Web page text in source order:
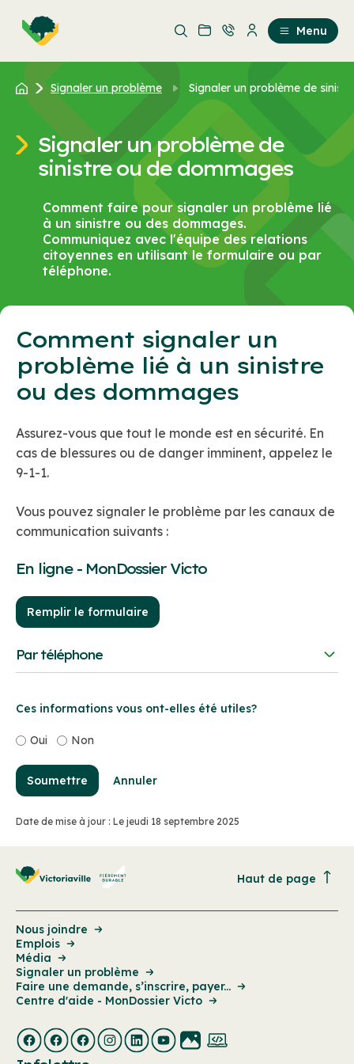
contenu
au
contenu
Menu
Signaler un problème Signaler un problème de
Signaler un problème de
sinistre ou de dommages
Comment faire pour signaler un problème lié
à un sinistre ou des dommages.
Communiquez avec l'équipe des relations
citoyennes en utilisant le formulaire ou par
téléphone.
Comment signaler un
problème lié à un sinistre
ou des dommages
Assurez-vous que tout le monde est en sécurité. En
cas de blessures ou de danger imminent, appelez le
9-1-1.
Vous pouvez signaler le problème par les canaux de
communication suivants :
En ligne - MonDossier Victo
Remplir le formulaire
Par téléphone
Lundi au jeudi : 8 h 30 à 16 h 30
Vendredi : 8 h 30 à 15 h 30
Samedi et dimanche : Fermé
Ces informations vous ont-elles été utiles?
Oui Non
Soumettre Annuler
Date de mise à jour : Le jeudi 18 septembre 2025
Haut de page
Nous joindre
Emplois
Média
Signaler un problème
Faire une demande, s’inscrire, payer...
Centre d'aide - MonDossier Victo